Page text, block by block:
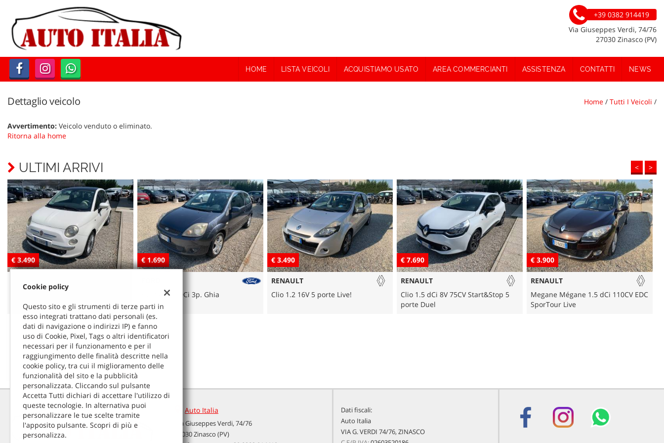
+39 0382 914419
Via Giuseppes Verdi, 74/76
27030 Zinasco (PV)
HOME LISTA VEICOLI ACQUISTIAMO USATO AREA COMMERCIANTI ASSISTENZA CONTATTI NEWS
Dettaglio veicolo Home / Tutti I Veicoli /
Avvertimento: Veicolo venduto o eliminato.
Ritorna alla home
ULTIMI ARRIVI < >
€ 1.690
Fiesta 1.4 TDCi 3p. Ghia
€ 3.490
Clio 1.2 16V 5 porte Live!
€ 7.690
RENAULT
Clio 1.5 dCi 8V 75CV Start&Stop 5
€ 3.900
RENAULT
Megane Mégane 1.5 dCi 110CV EDC
SporTour Live
€ 4.690
MERCEDES-BENZ
A 160 BlueEFFICIENCY Avantgarde
Auto Italia
Via Giuseppes Verdi, 74/76
27030 Zinasco (PV)
Dati fiscali:
Auto Italia
VIA G. VERDI 74/76, ZINASCO
Cookie policy
Questo sito e gli strumenti di terze parti in
esso integrati trattano dati personali (es.
dati di navigazione o indirizzi IP) e fanno
uso di Cookie, Pixel, Tags o altri identificatori
necessari per il funzionamento e per il
raggiungimento delle finalità descritte nella
cookie policy, tra cui il miglioramento delle
funzionalità del sito e la pubblicità
personalizzata. Cliccando sul pulsante
Accetta Tutti dichiari di accettare l'utilizzo di
queste tecnologie. In alternativa puoi
personalizzare le tue scelte tramite
l'apposito pulsante. Scopri di più e
personalizza.
Le
tue
preferenze
di
consenso
Il
pannello
ti
di
esprimere
preferenze
consenso
alle
tecnologie
tracciamento
che
adottiamo
per
offrire
funzionalità
svolgere
attività
seguito
descritte.
ottenere
maggiori
informazioni
sull'utilità
funzionamento
Leggi
la